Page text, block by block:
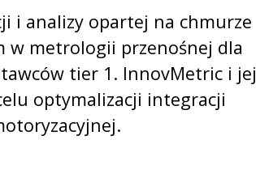
i analizy opartej na chmurze
w metrologii przenośnej dla
tier 1. InnovMetric i jej
optymalizacji integracji